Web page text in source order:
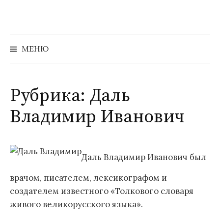
содержимому
МЕНЮ
Найти:
Рубрика: Даль
Владимир Иванович
Даль Владимир Иванович был
врачом, писателем, лексикографом и
создателем известного «Толкового словаря
живого великорусского языка».